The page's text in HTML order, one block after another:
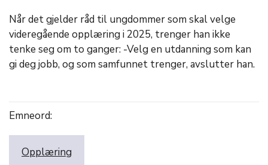
Når det gjelder råd til ungdommer som skal velge
videregående opplæring i 2025, trenger han ikke
tenke seg om to ganger: -Velg en utdanning som kan
gi deg jobb, og som samfunnet trenger, avslutter han.
Emneord:
Opplæring